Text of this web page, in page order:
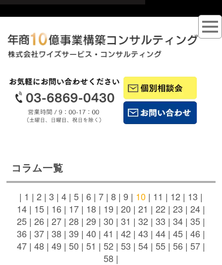
コラム一覧
| 1 | 2 | 3 | 4 | 5 | 6 | 7 | 8 | 9 | 10 | 11 | 12 | 13 |
14 | 15 | 16 | 17 | 18 | 19 | 20 | 21 | 22 | 23 | 24 |
25 | 26 | 27 | 28 | 29 | 30 | 31 | 32 | 33 | 34 | 35 |
36 | 37 | 38 | 39 | 40 | 41 | 42 | 43 | 44 | 45 | 46 |
47 | 48 | 49 | 50 | 51 | 52 | 53 | 54 | 55 | 56 | 57 |
58 |